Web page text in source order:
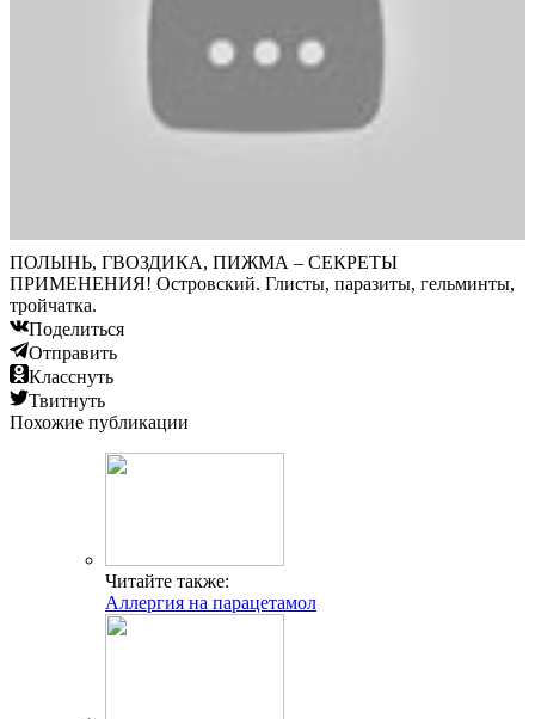
ПОЛЫНЬ, ГВОЗДИКА, ПИЖМА – СЕКРЕТЫ
ПРИМЕНЕНИЯ! Островский. Глисты, паразиты, гельминты,
тройчатка.
Поделиться
Отправить
Класснуть
Твитнуть
Похожие публикации
Читайте также:
Аллергия на парацетамол